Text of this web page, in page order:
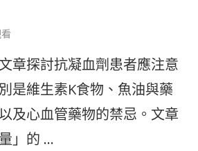
章探討抗凝血劑患者應注意
是維生素K食物、魚油與藥
及心血管藥物的禁忌。文章
」的 …